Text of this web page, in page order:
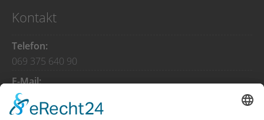
Kontakt
Telefon:
069 375 640 90
E-Mail:
info@antepsofrasi-frankfurt.de